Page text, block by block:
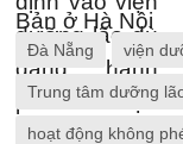
Đà Nẵng viện
Trung tâm dưỡng
hoạt động không